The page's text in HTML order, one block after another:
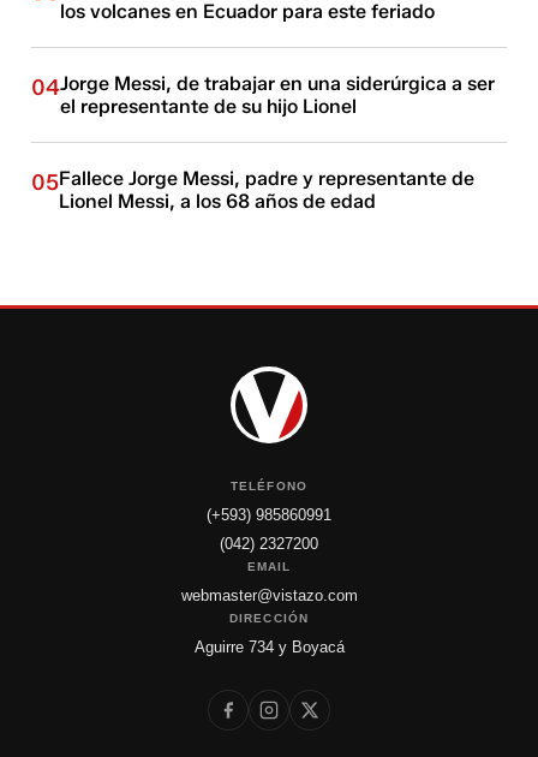
los volcanes en Ecuador para este feriado
04Jorge Messi, de trabajar en una siderúrgica a ser
el representante de su hijo Lionel
05Fallece Jorge Messi, padre y representante de
Lionel Messi, a los 68 años de edad
TELÉFONO
(+593) 985860991
(042) 2327200
EMAIL
webmaster@vistazo.com
DIRECCIÓN
Aguirre 734 y Boyacá